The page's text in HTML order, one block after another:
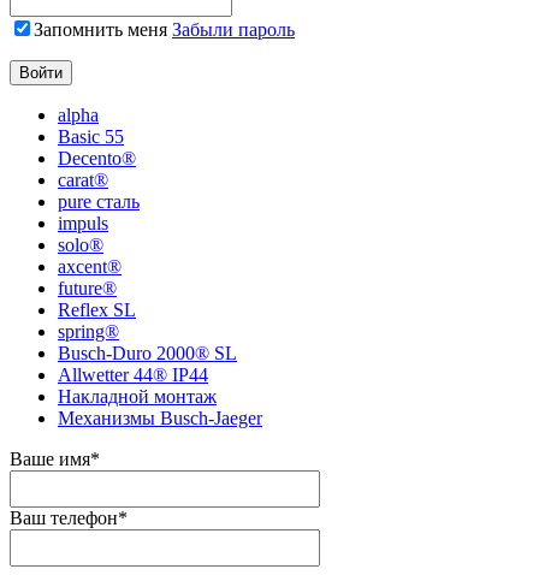
Запомнить меня Забыли пароль
alpha
Basic 55
Decento®
carat®
pure сталь
impuls
solo®
axcent®
future®
Reflex SL
spring®
Busch-Duro 2000® SL
Allwetter 44® IP44
Накладной монтаж
Механизмы Busch-Jaeger
Ваше имя*
Ваш телефон*